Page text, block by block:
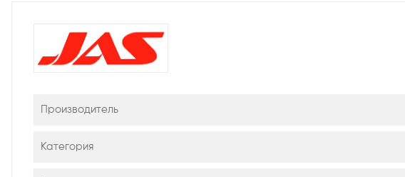
Производитель
Категория